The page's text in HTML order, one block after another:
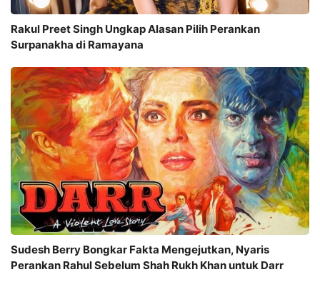
Rakul Preet Singh Ungkap Alasan Pilih Perankan
Surpanakha di Ramayana
Sudesh Berry Bongkar Fakta Mengejutkan, Nyaris
Perankan Rahul Sebelum Shah Rukh Khan untuk Darr